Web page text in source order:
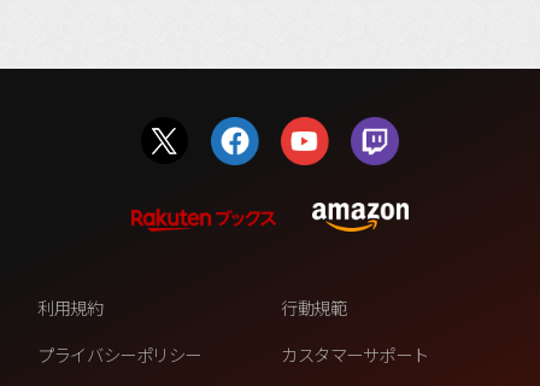
利用規約
行動規範
プライバシーポリシー
カスタマーサポート